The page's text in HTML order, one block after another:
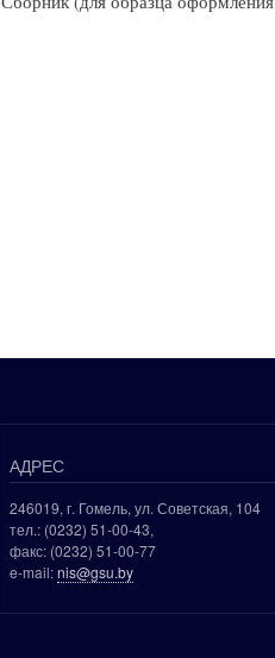
АДРЕС
246019, г. Гомель, ул. Советская, 104
тел.: (0232) 51-00-43,
факс: (0232) 51-00-77
e-mail:nis@gsu.by